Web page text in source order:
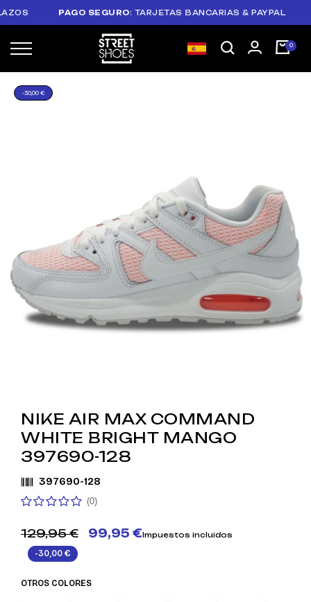
PAGO SEGURO: TARJETAS BANCARIAS & PAYPAL
-30,00 €
NIKE AIR MAX COMMAND
WHITE BRIGHT MANGO
397690-128
397690-128
(0)
129,95 € 99,95 €Impuestos incluidos
-30,00 €
OTROS COLORES